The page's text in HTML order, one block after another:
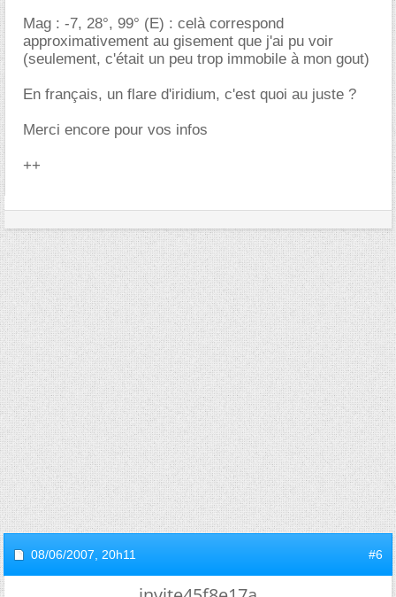
Mag : -7, 28°, 99° (E) : celà correspond
approximativement au gisement que j'ai pu voir
(seulement, c'était un peu trop immobile à mon gout)
En français, un flare d'iridium, c'est quoi au juste ?
Merci encore pour vos infos
++
08/06/2007, 20h11 #6